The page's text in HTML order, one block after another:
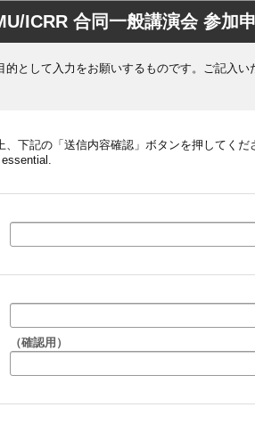
ICRR 合同一般講演会 参加
として入力をお願いするものです。ご記入
下記の「送信内容確認」ボタンを押してくだ
（確認用）